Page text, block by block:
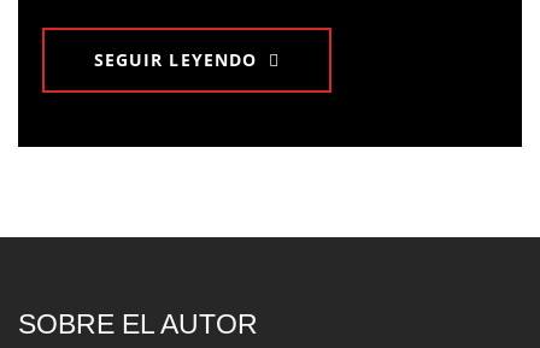
SEGUIR LEYENDO
SOBRE EL AUTOR